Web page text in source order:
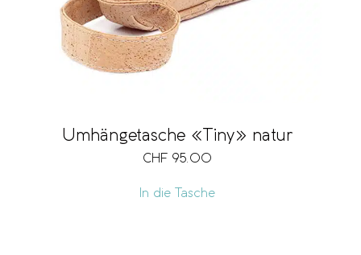
Umhängetasche «Tiny» natur
CHF 95.00
In die Tasche